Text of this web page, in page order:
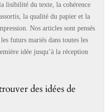
lisibilité du texte, la cohérence
la qualité du papier et la
Nos articles sont pensés
futurs mariés dans toutes les
idée jusqu’à la réception
des idées de